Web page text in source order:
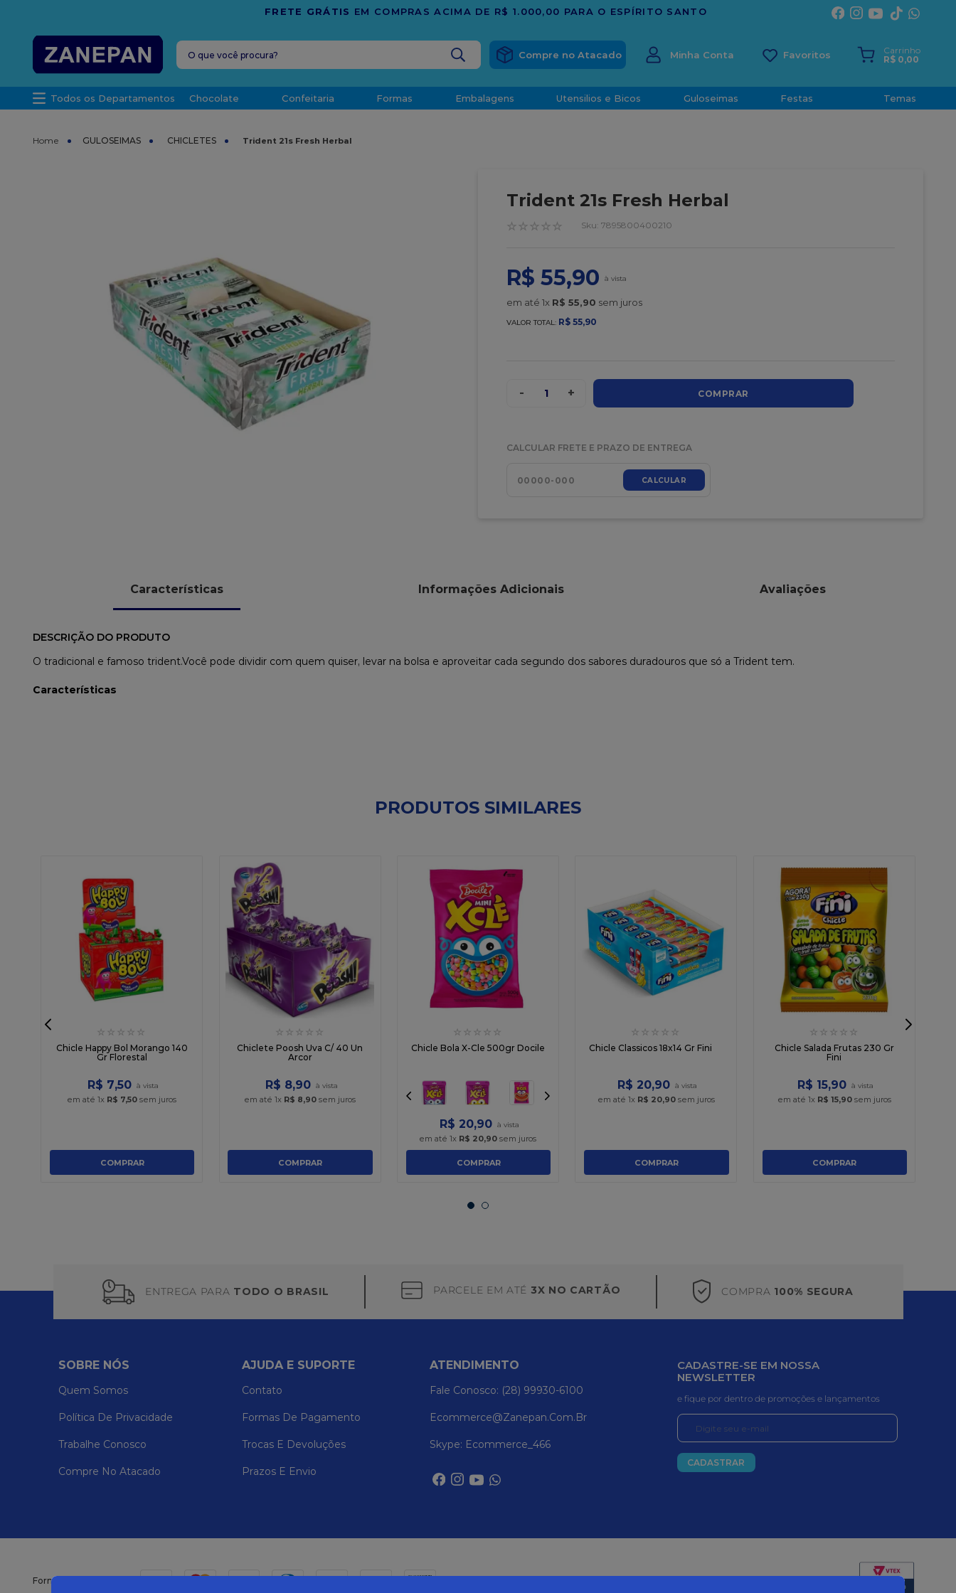
TRADIÇÃO E CONFIANÇA DESDE 2001
O que você procura?
Minha Conta
Carrinho
R$ 0,00
Todos os Departamentos Chocolate Confeitaria Formas Embalagens Utensilios e Bicos Guloseimas Festas Temas
GULOSEIMAS CHICLETES Trident 21s Fresh Herbal
Trident 21s Fresh Herbal
☆ ☆ ☆ ☆ ☆ : 7895800400210
R$ 55,90
em até 1x R$ 55,90 sem juros
VALOR TOTAL: R$ 55,90
- 1 + COMPRAR
CALCULAR FRETE E PRAZO DE ENTREGA
CALCULAR
Características Informações Adicionais Avaliações
DESCRIÇÃO DO PRODUTO
O tradicional e famoso trident.Você pode dividir com quem quiser, levar na bolsa e aproveitar cada segundo dos sabores duradouros que só a Trident tem.
Características
PRODUTOS SIMILARES
☆ ☆ ☆ ☆ ☆
Chicle Happy Bol Morango 140
Gr Florestal
R$ 7,50
em até1x R$ 7,50 sem juros
COMPRAR
☆ ☆ ☆ ☆ ☆
Chiclete Poosh Uva C/ 40 Un
Arcor
R$ 8,90
em até1x R$ 8,90 sem juros
COMPRAR
☆ ☆ ☆ ☆ ☆
Chicle Bola X-Cle 500gr Docile
R$ 20,90
em até1x R$ 20,90 sem juros
COMPRAR
☆ ☆ ☆ ☆ ☆
Chicle Classicos 18x14 Gr Fini
R$ 20,90
em até 1x R$ 20,90sem juros
COMPRAR
☆ ☆ ☆ ☆ ☆
Chicle Salada Frutas 230 Gr
Fini
R$ 15,90
em até 1x R$ 15,90sem juros
COMPRAR
ENTREGA PARA TODO O BRASIL PARCELE EM ATÉ 3X NO CARTÃO COMPRA 100% SEGURA
SOBRE NÓS
Quem Somos
Política De Privacidade
Trabalhe Conosco
Compre No Atacado
AJUDA E SUPORTE
Contato
Formas De Pagamento
Trocas E Devoluções
Prazos E Envio
ATENDIMENTO
Fale Conosco: (28) 99930-6100
Ecommerce@zanepan.com.br
Skype: Ecommerce_466
CADASTRE-SE EM NOSSA
NEWSLETTER
e fique por dentro de promoções e lançamentos
CADASTRAR
Formas de pagamento
leite condensado
8º
9º
caixa kraft
10º chocolate